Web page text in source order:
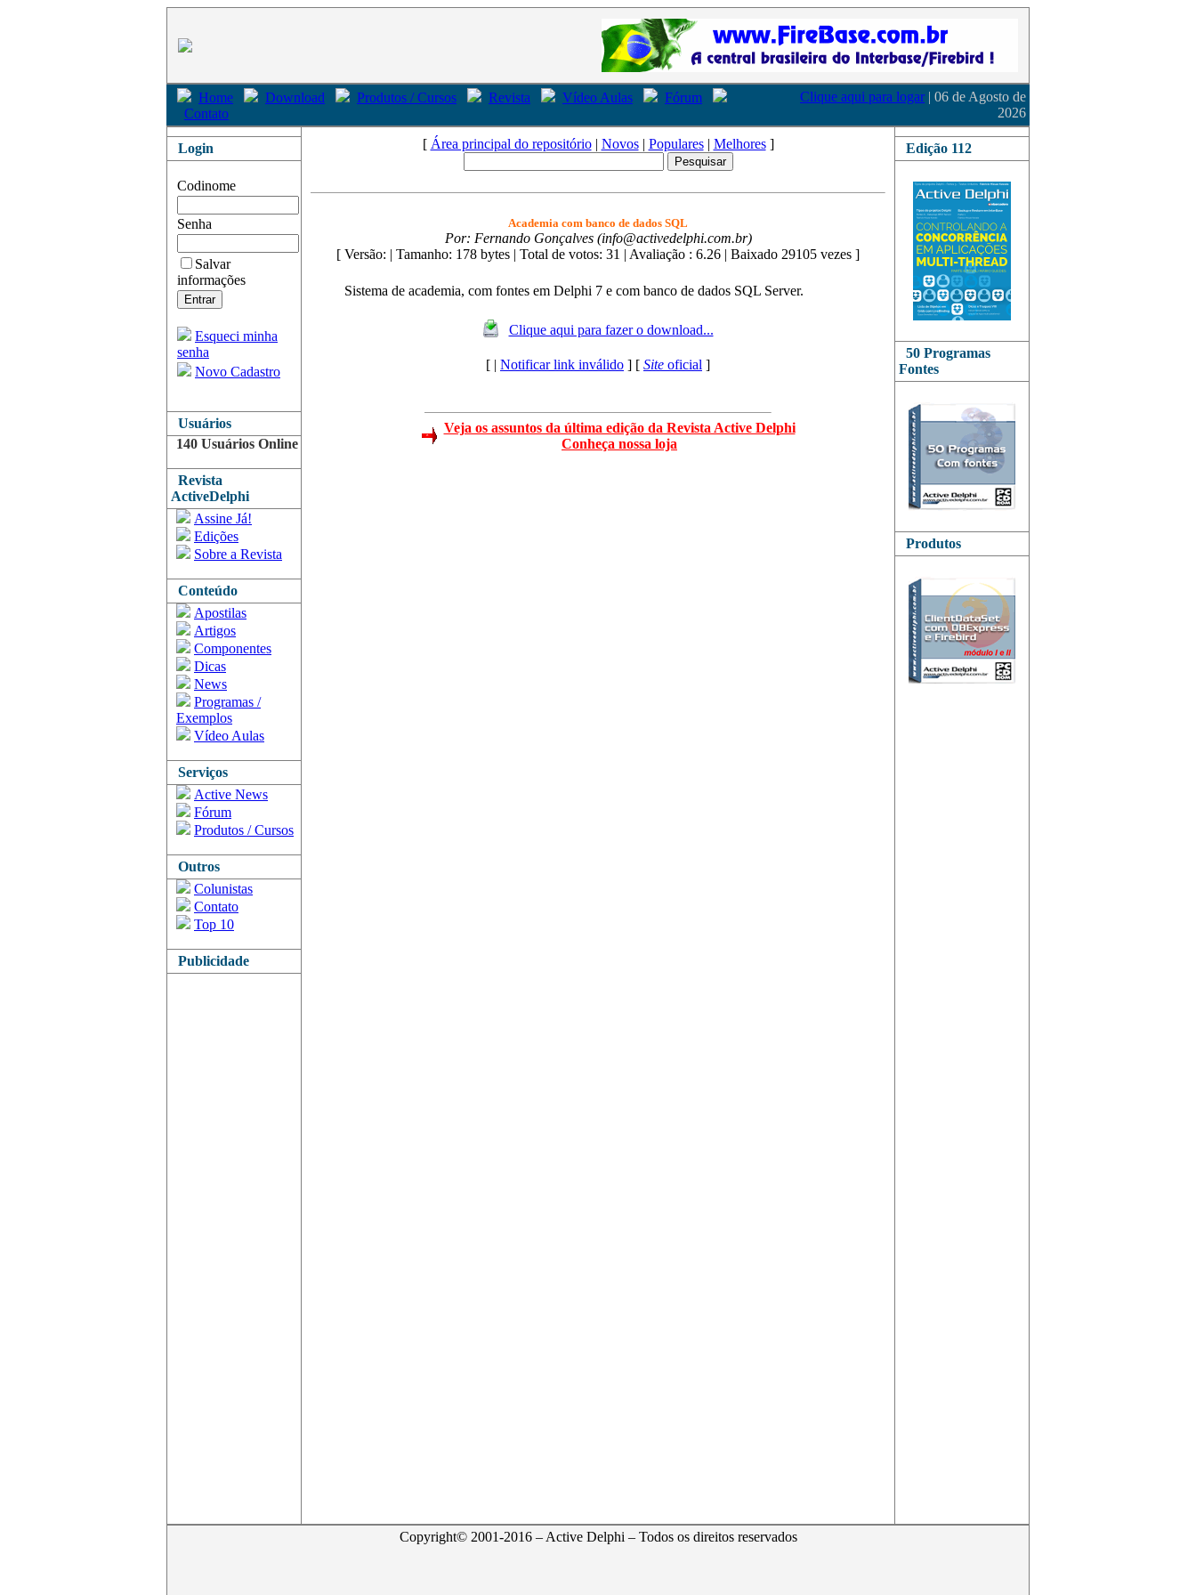
Home Download Produtos / Cursos Revista Vídeo Aulas
Fórum
Contato
Clique aqui para logar | 06 de Agosto de
2026
Login
Codinome
Senha
Salvar
informações
Esqueci minha
senha
Novo Cadastro
Usuários
140 Usuários Online
Revista
ActiveDelphi
Assine Já!
Edições
Sobre a Revista
Conteúdo
Apostilas
Artigos
Componentes
Dicas
News
Programas /
Exemplos
Vídeo Aulas
Serviços
Active News
Fórum
Produtos / Cursos
Outros
Colunistas
Contato
Top 10
Publicidade
[ Área principal do repositório| Novos| Populares| Melhores]
Academia com banco de dados SQL
Por: Fernando Gonçalves (info@activedelphi.com.br)
[ Versão: | Tamanho: 178 bytes | Total de votos: 31 | Avaliação : 6.26 | Baixado 29105 vezes ]
Sistema de academia, com fontes em Delphi 7 e com banco de dados SQL Server.
Clique aqui para fazer o download...
[ | Notificar link inválido ] [ Site oficial ]
Veja os assuntos da última edição da Revista Active Delphi
Conheça nossa loja
Edição 112
50 Programas
Fontes
Produtos
Copyright© 2001-2016 – Active Delphi – Todos os direitos reservados